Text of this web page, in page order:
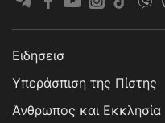
Ειδησεισ
Υπεράσπιση της Πίστης
Άνθρωπος και Εκκλησία